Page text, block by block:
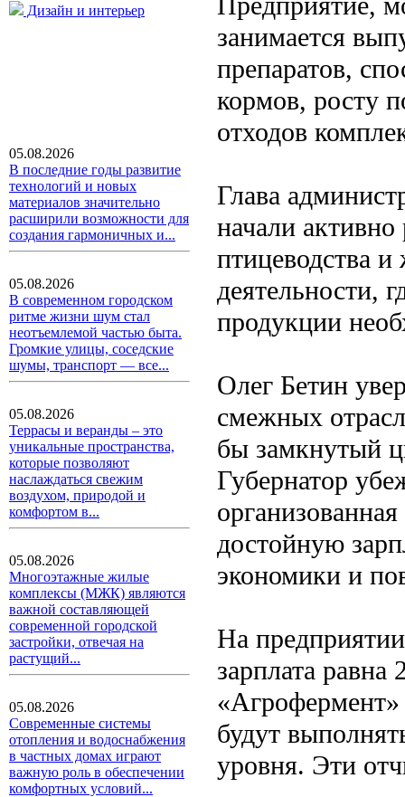
Дизайн и интерьер
05.08.2026
В последние годы развитие
технологий и новых
материалов значительно
расширили возможности для
создания гармоничных и...
05.08.2026
В современном городском
ритме жизни шум стал
неотъемлемой частью быта.
Громкие улицы, соседские
шумы, транспорт — все...
05.08.2026
Террасы и веранды – это
уникальные пространства,
которые позволяют
наслаждаться свежим
воздухом, природой и
комфортом в...
05.08.2026
Многоэтажные жилые
комплексы (МЖК) являются
важной составляющей
современной городской
застройки, отвечая на
растущий...
05.08.2026
Современные системы
отопления и водоснабжения
в частных домах играют
важную роль в обеспечении
комфортных условий...
занимается
препаратов,
кормов, росту
отходов
Глава
начали активно
птицеводства
деятельности,
продукции
Олег Бетин
смежных
бы замкнутый
Губернатор
достойную
экономики и
На
зарплата
будут
уровня. Эти